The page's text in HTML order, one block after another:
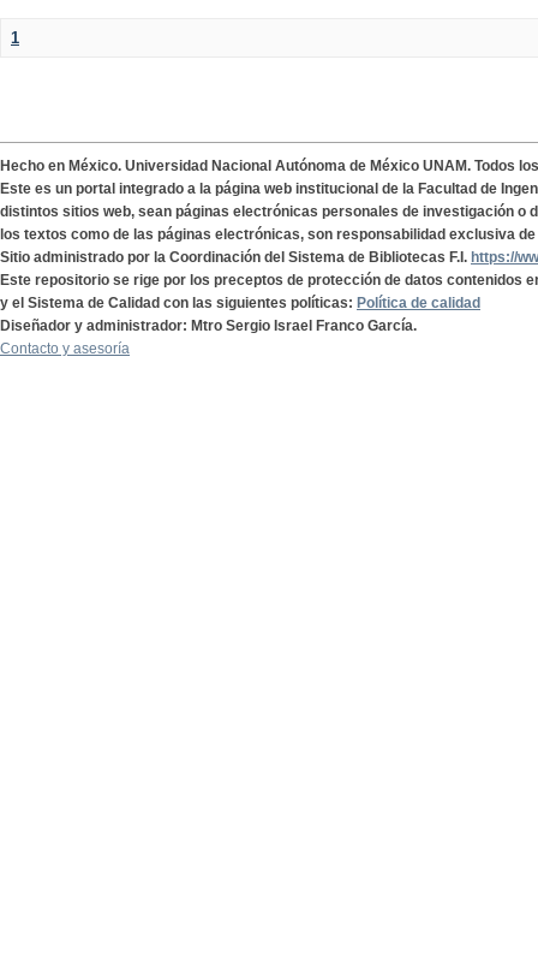
1
Hecho en México. Universidad Nacional Autónoma de México UNAM. Todos
Este es un portal integrado a la página web institucional de la Facultad de
distintos sitios web, sean páginas electrónicas personales de investigación o
los textos como de las páginas electrónicas, son responsabilidad exclusiva
Sitio administrado por la Coordinación del Sistema de Bibliotecas F.I. https://
Este repositorio se rige por los preceptos de protección de datos contenidos
y el Sistema de Calidad con las siguientes políticas: Política de calidad
Diseñador y administrador: Mtro Sergio Israel Franco García.
Contacto y asesoría